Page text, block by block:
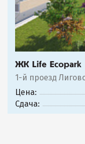
ЖК Life Ecopark
1-й проезд
Цена:
Сдача: